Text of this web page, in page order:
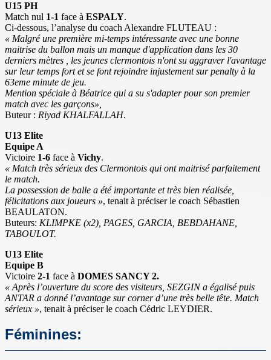
U15 PH
Match nul 1-1 face à ESPALY.
Ci-dessous, l’analyse du coach Alexandre FLUTEAU :
« Malgré une première mi-temps intéressante avec une bonne
maitrise du ballon mais un manque d'application dans les 30
derniers mètres , les jeunes clermontois n'ont su aggraver l'avantage
sur leur temps fort et se font rejoindre injustement sur penalty à la
63eme minute de jeu.
Mention spéciale à Béatrice qui a su s'adapter pour son premier
match avec les garçons»,
Buteur : Riyad KHALFALLAH.
U13 Elite
Equipe A
Victoire 1-6 face à Vichy.
« Match très sérieux des Clermontois qui ont maitrisé parfaitement
le match.
La possession de balle a été importante et très bien réalisée,
félicitations aux joueurs », tenait à préciser le coach Sébastien
BEAULATON.
Buteurs: KLIMPKE (x2), PAGES, GARCIA, BEBDAHANE,
TABOULOT.
U13 Elite
Equipe B
Victoire 2-1 face à DOMES SANCY 2.
« Après l’ouverture du score des visiteurs, SEZGIN a égalisé puis
ANTAR a donné l’avantage sur corner d’une très belle tête. Match
sérieux », tenait à préciser le coach Cédric LEYDIER.
Féminines: